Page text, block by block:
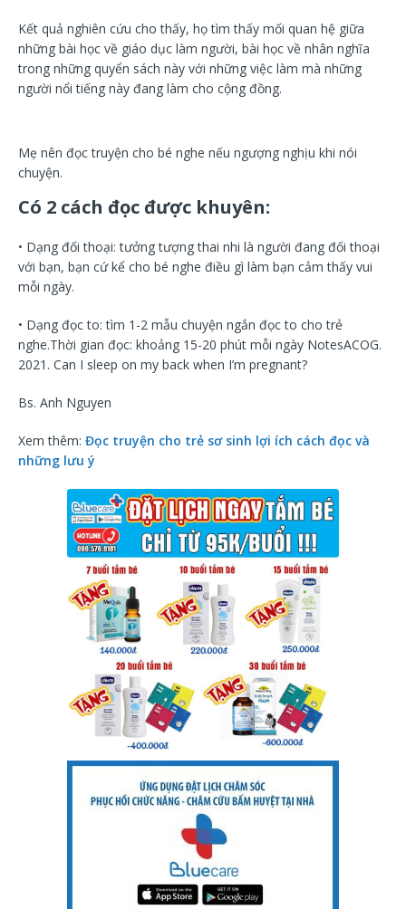
Kết quả nghiên cứu cho thấy, họ tìm thấy mối quan hệ giữa
những bài học về giáo dục làm người, bài học về nhân nghĩa
trong những quyển sách này với những việc làm mà những
người nổi tiếng này đang làm cho cộng đồng.
Mẹ nên đọc truyện cho bé nghe nếu ngượng nghịu khi nói
chuyện.
Có 2 cách đọc được khuyên:
• Dạng đối thoại: tưởng tượng thai nhi là người đang đối thoại
với bạn, bạn cứ kể cho bé nghe điều gì làm bạn cảm thấy vui
mỗi ngày.
• Dạng đọc to: tìm 1-2 mẫu chuyện ngắn đọc to cho trẻ
nghe.Thời gian đọc: khoảng 15-20 phút mỗi ngày NotesACOG.
2021. Can I sleep on my back when I’m pregnant?
Bs. Anh Nguyen
Xem thêm: Đọc truyện cho trẻ sơ sinh lợi ích cách đọc và
những lưu ý